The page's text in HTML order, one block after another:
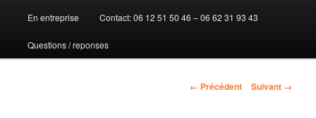
au
contenu
En entreprise Contact: 06 12 51 50 46 – 06 62 31 93 43
Questions / reponses
Navigation
← Précédent Suivant →